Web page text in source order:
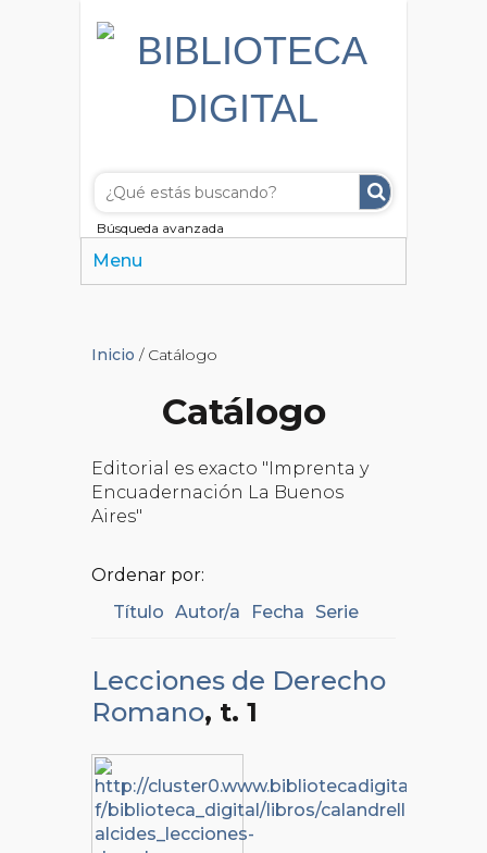
Búsqueda avanzada
Menu
Inicio / Catálogo
Catálogo
Editorial es exacto "Imprenta y
Encuadernación La Buenos
Aires"
Ordenar por:
Título Autor/a Fecha Serie
Lecciones de Derecho
Romano, t. 1